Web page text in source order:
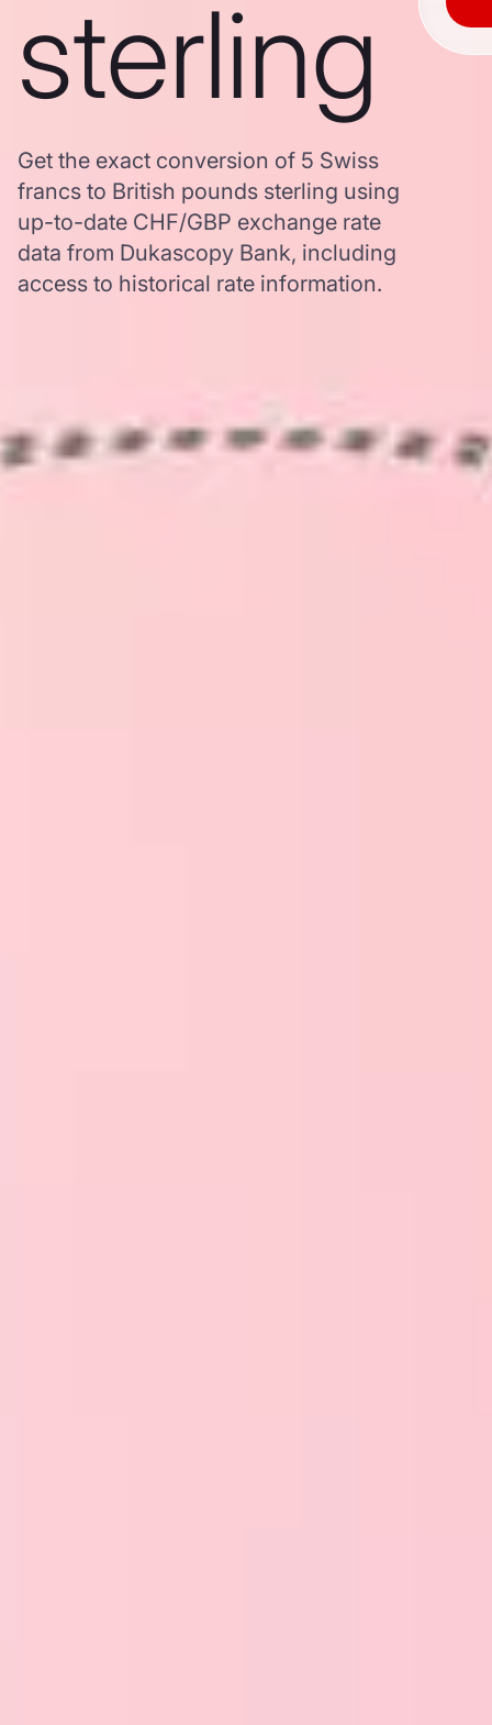
sterling
Get the exact conversion of 5 Swiss
francs to British pounds sterling using
up-to-date CHF/GBP exchange rate
data from Dukascopy Bank, including
access to historical rate information.